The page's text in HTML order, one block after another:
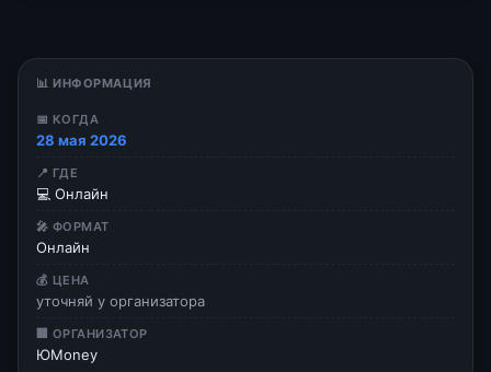
📊 ИНФОРМАЦИЯ
📅 КОГДА
28 мая 2026
📍 ГДЕ
💻 Онлайн
🎤 ФОРМАТ
Онлайн
💰 ЦЕНА
уточняй у организатора
🏢 ОРГАНИЗАТОР
ЮMoney